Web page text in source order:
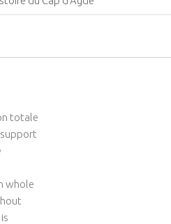
totale
whole